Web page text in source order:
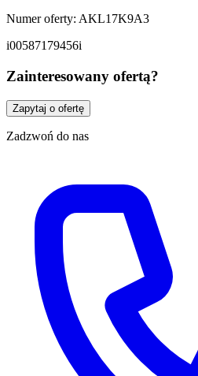
Numer oferty: AKL17K9A3
i00587179456i
Zainteresowany ofertą?
Zapytaj o ofertę
Zadzwoń do nas